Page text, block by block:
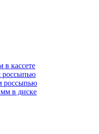
кассете
россыпью
россыпью
в диске